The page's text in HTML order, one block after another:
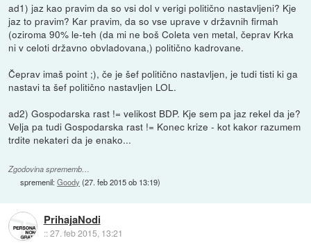
ad1) jaz kao pravim da so vsi dol v verigi politično nastavljeni? Kje
jaz to pravim? Kar pravim, da so vse uprave v državnih firmah
(oziroma 90% le-teh (da mi ne boš Coleta ven metal, čeprav Krka
ni v celoti državno obvladovana,) politično kadrovane.
Čeprav imaš point ;), če je šef politično nastavljen, je tudi tisti ki ga
nastavi ta šef politično nastavljen LOL.
ad2) Gospodarska rast != velikost BDP. Kje sem pa jaz rekel da je?
Velja pa tudi Gospodarska rast != Konec krize - kot kakor razumem
trdite nekateri da je enako...
Zgodovina sprememb…
spremenil:Goody (27. feb 2015 ob 13:19)
PrihajaNodi
::27. feb 2015, 13:21